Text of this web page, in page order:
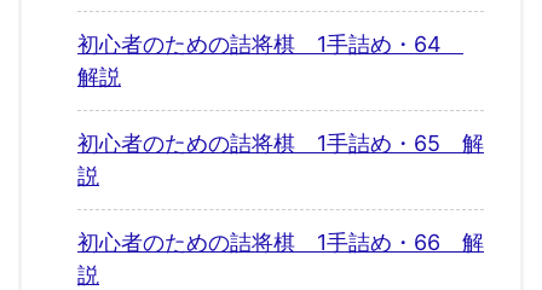
初心者のための詰将棋 1手詰め・64
解説
初心者のための詰将棋 1手詰め・65 解
説
初心者のための詰将棋 1手詰め・66 解
説